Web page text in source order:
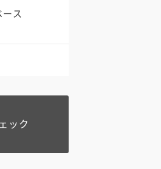
ス
ック